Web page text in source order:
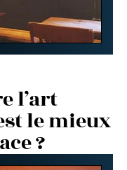
l’art
le mieux
?